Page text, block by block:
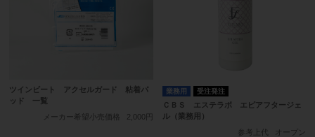
ツインビート アクセルガード 粘着パ
ッド 一覧
メーカー希望小売価格
2,000円
業務用 受注発注
ＣＢＳ エステラボ エピアフタージェ
ル（業務用）
参考上代
オープン